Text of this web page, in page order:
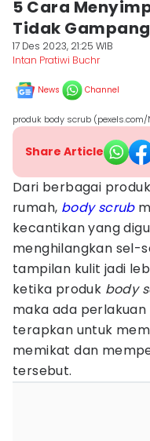
5 Cara
Tidak
17 Des 2023, 21:25 WIB
Intan Pratiwi Buchr
News Channel
produk body scrub
Share Article
Dari berbagai
rumah, body scrub
kecantikan yang
menghilangkan sel-
tampilan kulit jadi
ketika produk body
maka ada perlakuan
terapkan untuk
memikat dan
tersebut.